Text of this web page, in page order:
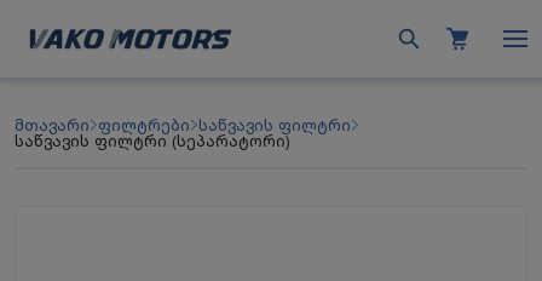
მთავარი ფილტრები საწვავის ფილტრი
საწვავის ფილტრი (სეპარატორი)